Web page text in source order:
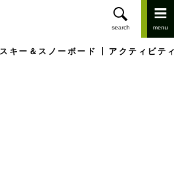
スキー＆スノーボード アクティビテ